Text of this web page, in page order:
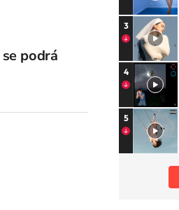
podrá
3
4
5